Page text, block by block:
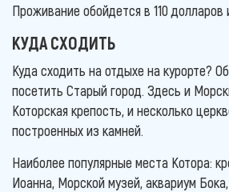
Проживание обойдется в 110
КУДА СХОДИТЬ
Куда сходить на отдыхе на курорте?
посетить Старый город. Здесь и
Которская крепость, и несколько
построенных из камней.
Наиболее популярные места Котора:
Иоанна, Морской музей, аквариум